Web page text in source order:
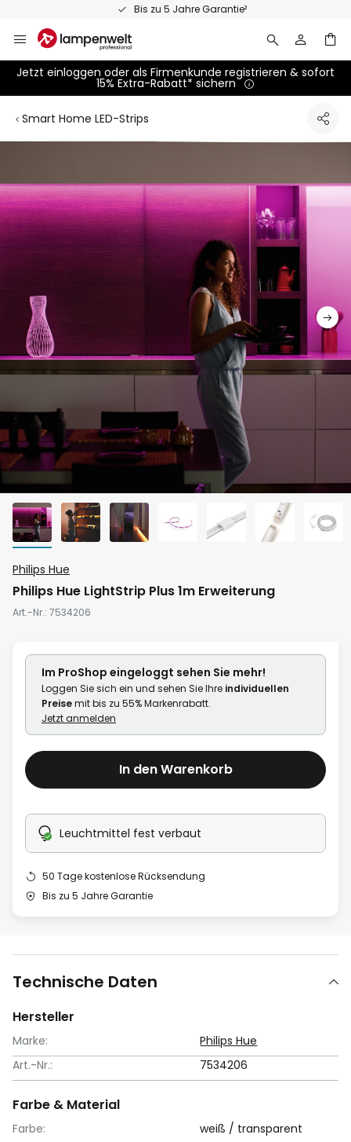
Persönliche Fachberatung
Inhalt
springen
Jetzt einloggen oder als Firmenkunde registrieren & sofort
15% Extra-Rabatt* sichern
Smart Home LED-Strips
der
Bildgalerie
springen
Zum
Anfang
der
Bildgalerie
Philips Hue
Philips Hue LightStrip Plus 1m Erweiterung
Art.-Nr. 7534206
Im ProShop eingeloggt sehen Sie mehr!
Loggen Sie sich ein und sehen Sie Ihre individuellen
Preisemit bis zu 55% Markenrabatt.
Jetzt anmelden
In den Warenkorb
Leuchtmittel fest verbaut
50 Tage kostenlose Rücksendung
Bis zu 5 Jahre Garantie
Technische Daten
Hersteller
Marke:
Philips Hue
Art.-Nr.:
7534206
Farbe & Material
Farbe:
weiß / transparent